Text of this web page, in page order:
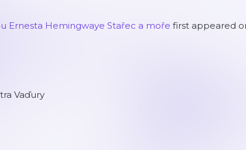
Ernesta Hemingwaye Stařec a moře first appeared
Vaďury